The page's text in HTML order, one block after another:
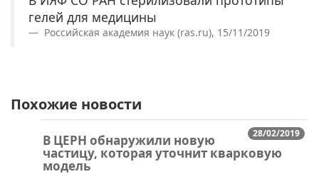
гелей для медицины
Российская академия наук (ras.ru), 15/11/2019
Похожие новости
28/02/2019
В ЦЕРН обнаружили новую
частицу, которая уточнит кварковую
модель